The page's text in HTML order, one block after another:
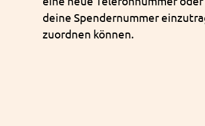
deine Spendernummer
zuordnen können.